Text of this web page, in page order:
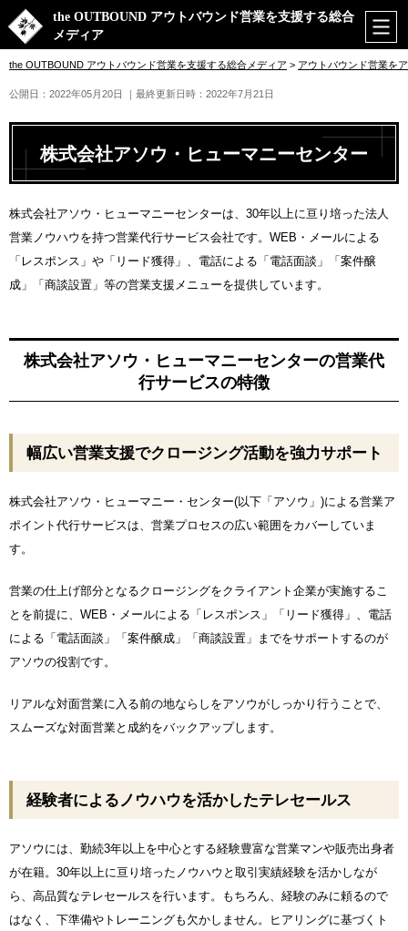
the OUTBOUND アウトバウンド営業を支援する総合
メディア
the OUTBOUND アウトバウンド営業を支援する総合メディア > アウトバウンド営業を
公開日：2022年05月20日 ｜最終更新日時：2022年7月21日
株式会社アソウ・ヒューマニーセンター
株式会社アソウ・ヒューマニーセンターは、30年以上に亘り培った法人
営業ノウハウを持つ営業代行サービス会社です。WEB・メールによる
「レスポンス」や「リード獲得」、電話による「電話面談」「案件醸
成」「商談設置」等の営業支援メニューを提供しています。
株式会社アソウ・ヒューマニーセンターの営業代
行サービスの特徴
幅広い営業支援でクロージング活動を強力サポート
株式会社アソウ・ヒューマニー・センター(以下「アソウ」)による営業ア
ポイント代行サービスは、営業プロセスの広い範囲をカバーしていま
す。
営業の仕上げ部分となるクロージングをクライアント企業が実施するこ
とを前提に、WEB・メールによる「レスポンス」「リード獲得」、電話
による「電話面談」「案件醸成」「商談設置」までをサポートするのが
アソウの役割です。
リアルな対面営業に入る前の地ならしをアソウがしっかり行うことで、
スムーズな対面営業と成約をバックアップします。
経験者によるノウハウを活かしたテレセールス
アソウには、勤続3年以上を中心とする経験豊富な営業マンや販売出身者
が在籍。30年以上に亘り培ったノウハウと取引実績経験を活かしなが
ら、高品質なテレセールスを行います。もちろん、経験のみに頼るので
はなく、下準備やトレーニングも欠かしません。ヒアリングに基づくト